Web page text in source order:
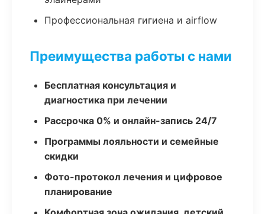
Профессиональная гигиена и airflow
Преимущества работы с нами
Бесплатная консультация и
диагностика при лечении
Рассрочка 0% и онлайн-запись 24/7
Программы лояльности и семейные
скидки
Фото-протокол лечения и цифровое
планирование